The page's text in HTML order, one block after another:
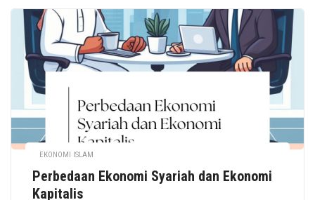
ekonomi kapitalis, berikut ini penjelasan lebih detail mengenai
perbedaan ekonomi […]
EKONOMI ISLAM
Perbedaan Ekonomi Syariah dan Ekonomi
Kapitalis